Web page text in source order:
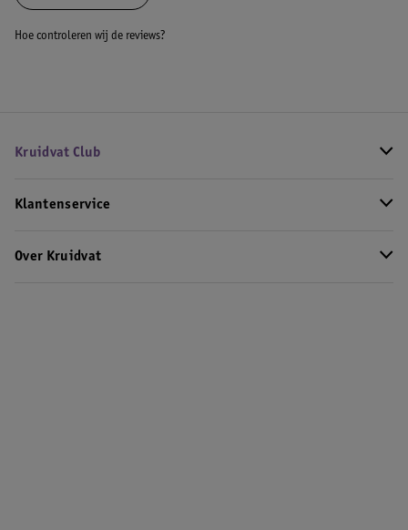
Hoe controleren wij de reviews?
Kruidvat Club
Klantenservice
Over Kruidvat